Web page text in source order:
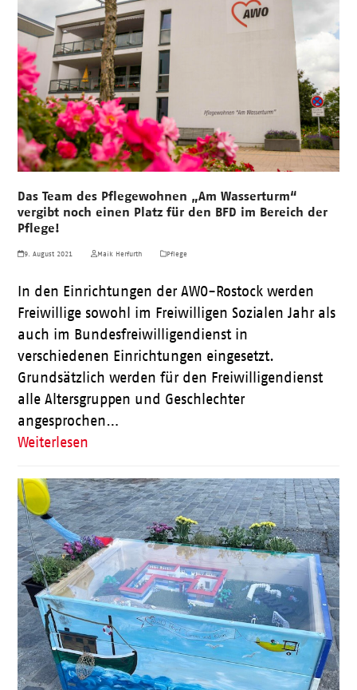
Das Team des Pflegewohnen „Am Wasserturm“
vergibt noch einen Platz für den BFD im Bereich der
Pflege!
9. August 2021 Maik Herfurth Pflege
In den Einrichtungen der AWO-Rostock werden
Freiwillige sowohl im Freiwilligen Sozialen Jahr als
auch im Bundesfreiwilligendienst in
verschiedenen Einrichtungen eingesetzt.
Grundsätzlich werden für den Freiwilligendienst
alle Altersgruppen und Geschlechter
angesprochen…
Weiterlesen